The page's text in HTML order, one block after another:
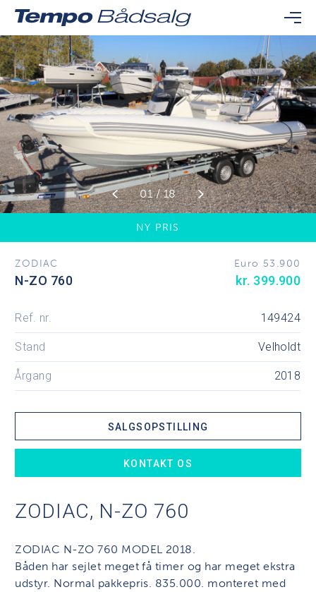
01 / 18
NY PRIS
ZODIAC Euro 53.900
N-ZO 760 kr. 399.900
Ref. nr. 149424
Stand Velholdt
Årgang 2018
SALGSOPSTILLING
KONTAKT OS
ZODIAC, N-ZO 760
ZODIAC N-ZO 760 MODEL 2018.
Båden har sejlet meget få timer og har meget ekstra
udstyr. Normal pakkepris. 835.000. monteret med